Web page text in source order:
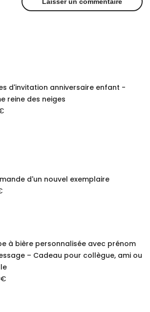
d'invitation anniversaire enfant -
reine des neiges
d'un nouvel exemplaire
à bière personnalisée avec prénom
– Cadeau pour collègue, ami ou
€